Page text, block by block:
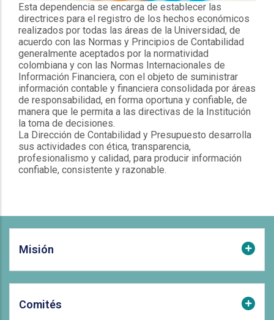
Esta dependencia se encarga de establecer las
directrices para el registro de los hechos económicos
realizados por todas las áreas de la Universidad, de
acuerdo con las Normas y Principios de Contabilidad
generalmente aceptados por la normatividad
colombiana y con las Normas Internacionales de
Información Financiera, con el objeto de suministrar
información contable y financiera consolidada por áreas
de responsabilidad, en forma oportuna y confiable, de
manera que le permita a las directivas de la Institución
la toma de decisiones.
La Dirección de Contabilidad y Presupuesto desarrolla
sus actividades con ética, transparencia,
profesionalismo y calidad, para producir información
confiable, consistente y razonable.
Misión
Comités